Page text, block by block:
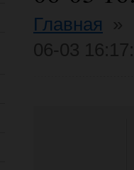
Главная